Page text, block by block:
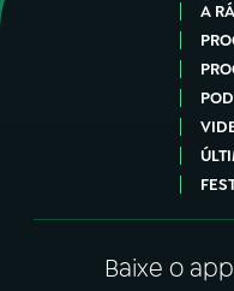
A
Baixe o